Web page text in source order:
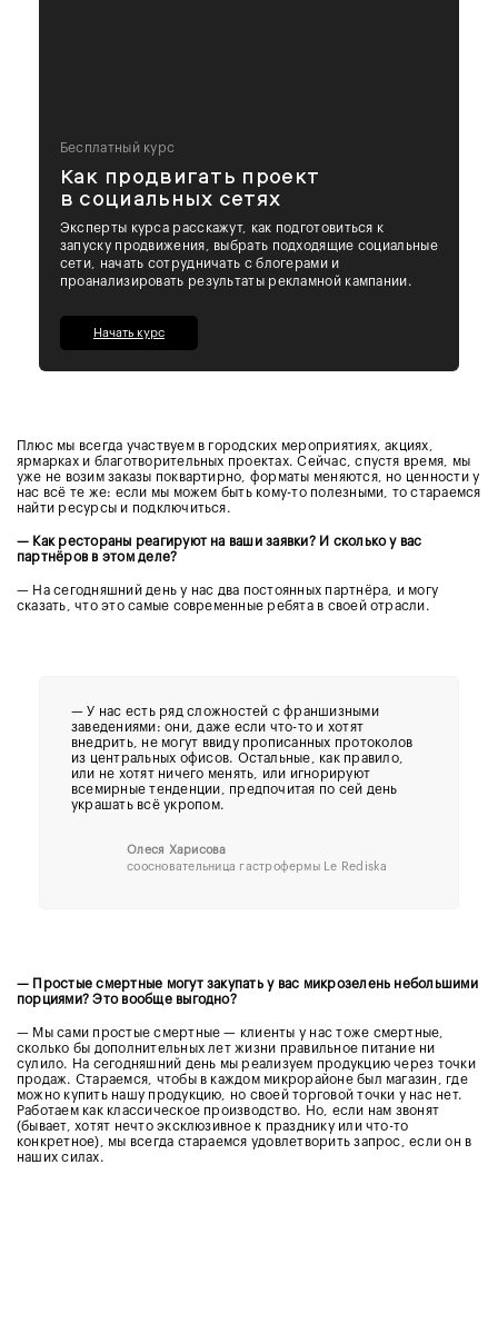
Бесплатный курс
Как продвигать проект
в социальных сетях
Эксперты курса расскажут, как подготовиться к
запуску продвижения, выбрать подходящие социальные
сети, начать сотрудничать с блогерами и
проанализировать результаты рекламной кампании.
Начать курс
Плюс мы всегда участвуем в городских мероприятиях, акциях,
ярмарках и благотворительных проектах. Сейчас, спустя время, мы
уже не возим заказы поквартирно, форматы меняются, но ценности у
нас всё те же: если мы можем быть кому-то полезными, то стараемся
найти ресурсы и подключиться.
— Как рестораны реагируют на ваши заявки? И сколько у вас
партнёров в этом деле?
— На сегодняшний день у нас два постоянных партнёра, и могу
сказать, что это самые современные ребята в своей отрасли.
—У нас есть ряд сложностей с франшизными
заведениями: они, даже если что-то и хотят
внедрить, не могут ввиду прописанных протоколов
из центральных офисов. Остальные, как правило,
или не хотят ничего менять, или игнорируют
всемирные тенденции, предпочитая по сей день
украшать всё укропом.
Олеся Харисова
соосновательница гастрофермы Le Rediska
— Простые смертные могут закупать у вас микрозелень небольшими
порциями? Это вообще выгодно?
— Мы сами простые смертные — клиенты у нас тоже смертные,
сколько бы дополнительных лет жизни правильное питание ни
сулило. На сегодняшний день мы реализуем продукцию через точки
продаж. Стараемся, чтобы в каждом микрорайоне был магазин, где
можно купить нашу продукцию, но своей торговой точки у нас нет.
Работаем как классическое производство. Но, если нам звонят
(бывает, хотят нечто эксклюзивное к празднику или что-то
конкретное), мы всегда стараемся удовлетворить запрос, если он в
наших силах.